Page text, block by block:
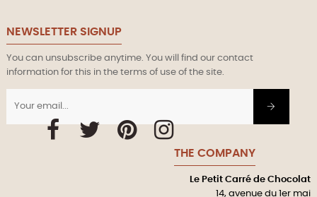
NEWSLETTER SIGNUP
You can unsubscribe anytime. You will find our contact
information for this in the terms of use of the site.
THE COMPANY
Le Petit Carré de Chocolat
14, avenue du 1er mai
FacebookTwitter Pinterest